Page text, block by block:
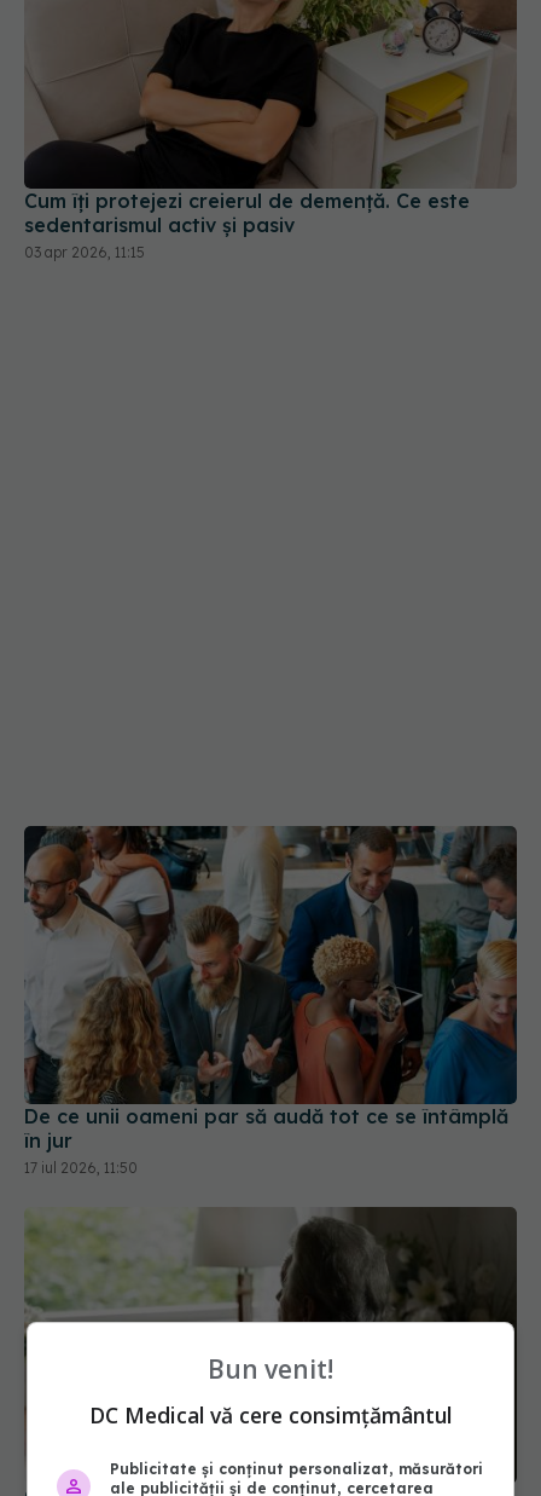
Cum îți protejezi creierul de demență. Ce este
sedentarismul activ și pasiv
03 apr 2026, 11:15
De ce unii oameni par să audă tot ce se întâmplă
în jur
17 iul 2026, 11:50
Ce se întâmplă cu creierul după pensionare
Bun venit!
DC Medical vă cere consimțământul
Publicitate și conținut personalizat, măsurători
ale publicității și de conținut, cercetarea